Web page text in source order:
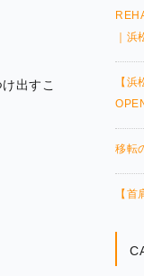
出すこ
｜
【
移転
【